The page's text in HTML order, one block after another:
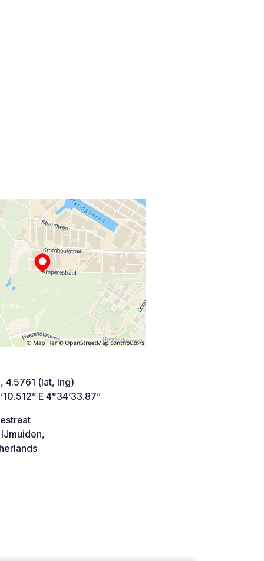
4.5761 (lat, lng)
E 4°34’33.87”